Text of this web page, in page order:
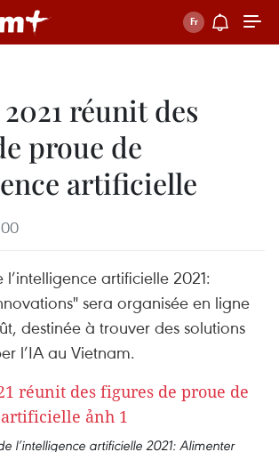
2021 réunit des
proue de
artificielle
artificielle 2021:
sera organisée en ligne
destinée à trouver des solutions
l’IA au Vietnam.
l’intelligence artificielle 2021: Alimenter